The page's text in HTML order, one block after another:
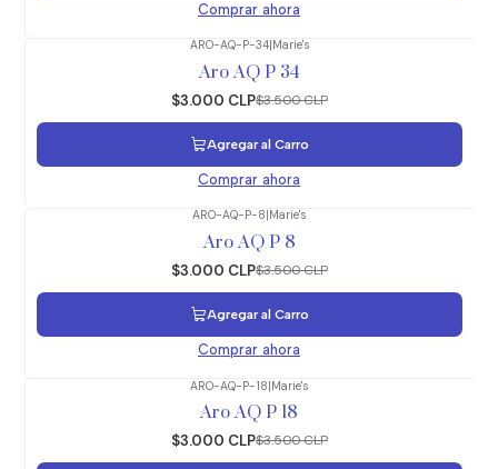
Comprar ahora
ARO-AQ-P-34| Marie's
Aro AQ P 34
$3.000 CLP$3.500 CLP
Agregar al Carro
Comprar ahora
ARO-AQ-P-8 Marie's
Aro AQ P 8
$3.000 CLP$3.500 CLP
Agregar al Carro
Comprar ahora
ARO-AQ-P-18|Marie's
Aro AQ P 18
$3.000 CLP$3.500 CLP